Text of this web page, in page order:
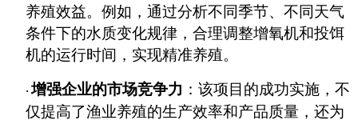
养殖效益。例如，通过分析不同季节、不同天气
条件下的水质变化规律，合理调整增氧机和投饵
机的运行时间，实现精准养殖。
·增强企业的市场竞争力 ：该项目的成功实施，不
仅提高了渔业养殖的生产效率和产品质量，还为